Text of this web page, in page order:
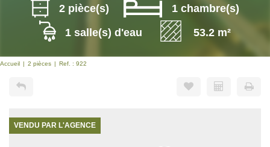
2 pièce(s)
1 chambre(s)
1 salle(s) d'eau
53.2 m²
Accueil 2 pièces Ref. : 922
VENDU PAR L'AGENCE